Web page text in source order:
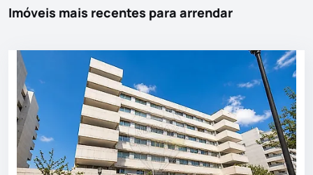
Imóveis mais recentes para arrendar